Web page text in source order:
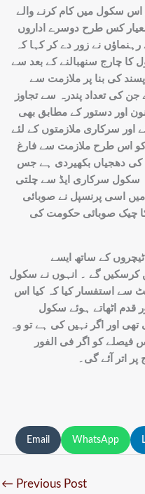
اس سکول میں کام کرنے والے
کس طرح دوسرے اداروں
نے زور دے کر کہا کہ
چارج سنھبالنے کے بعد سے
کی بنا پر ملازمت سے
کی تعداد پندرہ سے تجاوز
اور دستور کے مطابق بھی
اور سرکاری ملازمتوں کے لئے
کو اس طرح ملازمت سے فارغ
کی دھجیاں بکھیردی ہے جس
سکول سرکاری ایڈ سے چلتی
اسی پرنسپل نے صوبائی
روپے کا چیک صوبائی حکومت کی
کے ساتھ ایسے
کرسکیں گے ۔ انہوں نے سکول
سے استفسار کیا کہ کیا اس
قدم اٹھاتے ہوئے سکول
اور اگر نہیں کی ہے تو وہ
کو اگر فی الفور
پر اتر آئے گی۔
WhatsApp
Email
← Previous Post